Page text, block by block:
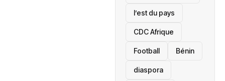
l’est du pays
CDC Afrique
Football Bénin
diaspora